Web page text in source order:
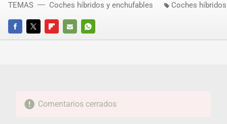
FACEBOOKTWITTERFLIPBOARD
E-
WHATSAPP
TEMAS Coches híbridos y enchufables Coches
Comentarios cerrados